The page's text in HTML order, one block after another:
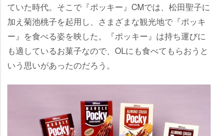
ていた時代。そこで『ポッキー』CMでは、松田聖子に
加え菊池桃子を起用し、さまざまな観光地で『ポッキ
ー』を食べる姿を映した。『ポッキー』は持ち運びに
も適しているお菓子なので、OLにも食べてもらおうと
いう思いがあったのだろう。